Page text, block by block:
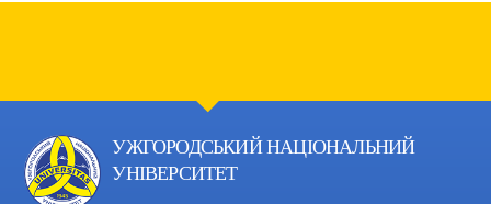
УЖГОРОДСЬКИЙ НАЦІОНАЛЬНИЙ
УНІВЕРСИТЕТ